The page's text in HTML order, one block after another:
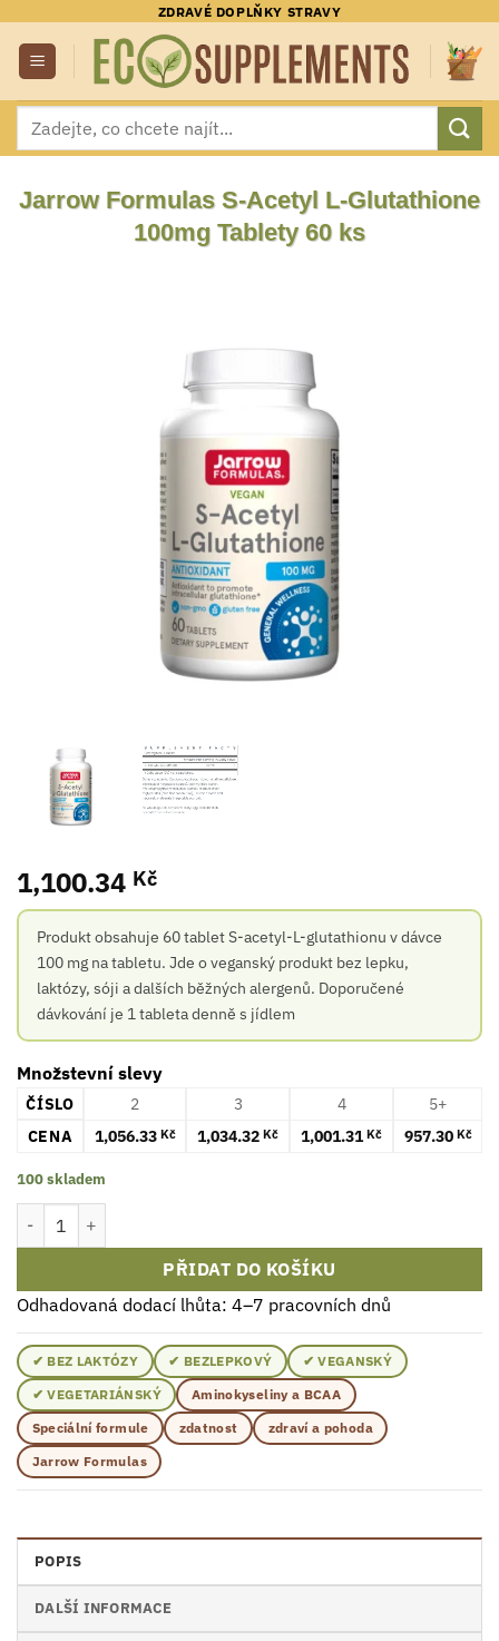
obsah
ZDRAVÉ DOPLŇKY STRAVY
Hledat:
Jarrow Formulas S-Acetyl L-Glutathione
100mg Tablety 60 ks
1,100.34 Kč
Produkt obsahuje 60 tablet S-acetyl-L-glutathionu v dávce
100 mg na tabletu. Jde o veganský produkt bez lepku,
laktózy, sóji a dalších běžných alergenů. Doporučené
dávkování je 1 tableta denně s jídlem
Množstevní slevy
ČÍSLO 2 3 4
5+
CENA
1,056.33 Kč 1,034.32 Kč 1,001.31 Kč 957.30 Kč
100 skladem
PŘIDAT DO KOŠÍKU
Odhadovaná dodací lhůta: 4–7 pracovních dnů
✔ BEZ LAKTÓZY ✔ BEZLEPKOVÝ
✔ VEGANSKÝ
✔ VEGETARIÁNSKÝ
Aminokyseliny a BCAA
Speciální formule
zdatnost
zdraví a pohoda
Jarrow Formulas
POPIS
DALŠÍ INFORMACE